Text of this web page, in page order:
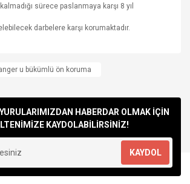
sürece paslanmaya karşı 8 yıl
darbelere karşı korumaktadır.
Bu ürüne ilk yorumu siz yapın!
Yorum Yaz
gördüğünüz noktaları öneri formunu
kalitesiz, bozuk veya görüntülenemiyor.
hatalar bulunuyor.
sitelerden daha pahalı.
u bükümlü ön koruma
HABERDAR OLMAK İÇİN
KAYDOLABİLİRSİNİZ!
KAYDOL